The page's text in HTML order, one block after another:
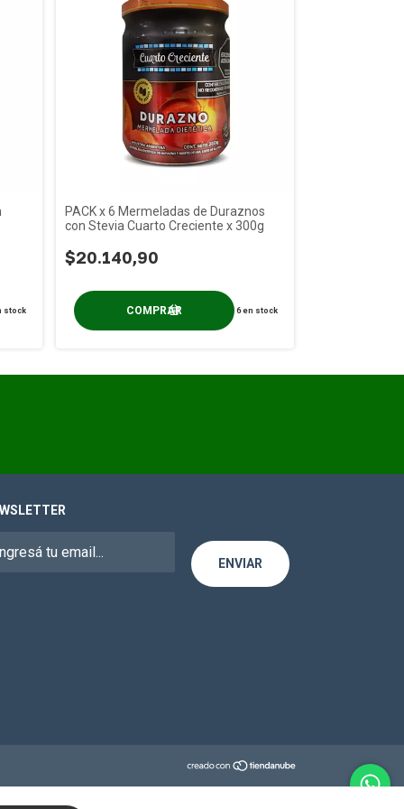
stock
PACK x 6 Mermeladas de Duraznos
con Stevia Cuarto Creciente x 300g
$20.140,90
6en stock